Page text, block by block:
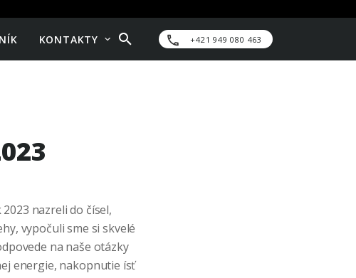
KONTAKTY +421 949 080 463
nazreli do čísel,
vypočuli sme si skvelé
na naše otázky
energie, nakopnutie ísť